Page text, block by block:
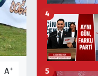
A+
4
5